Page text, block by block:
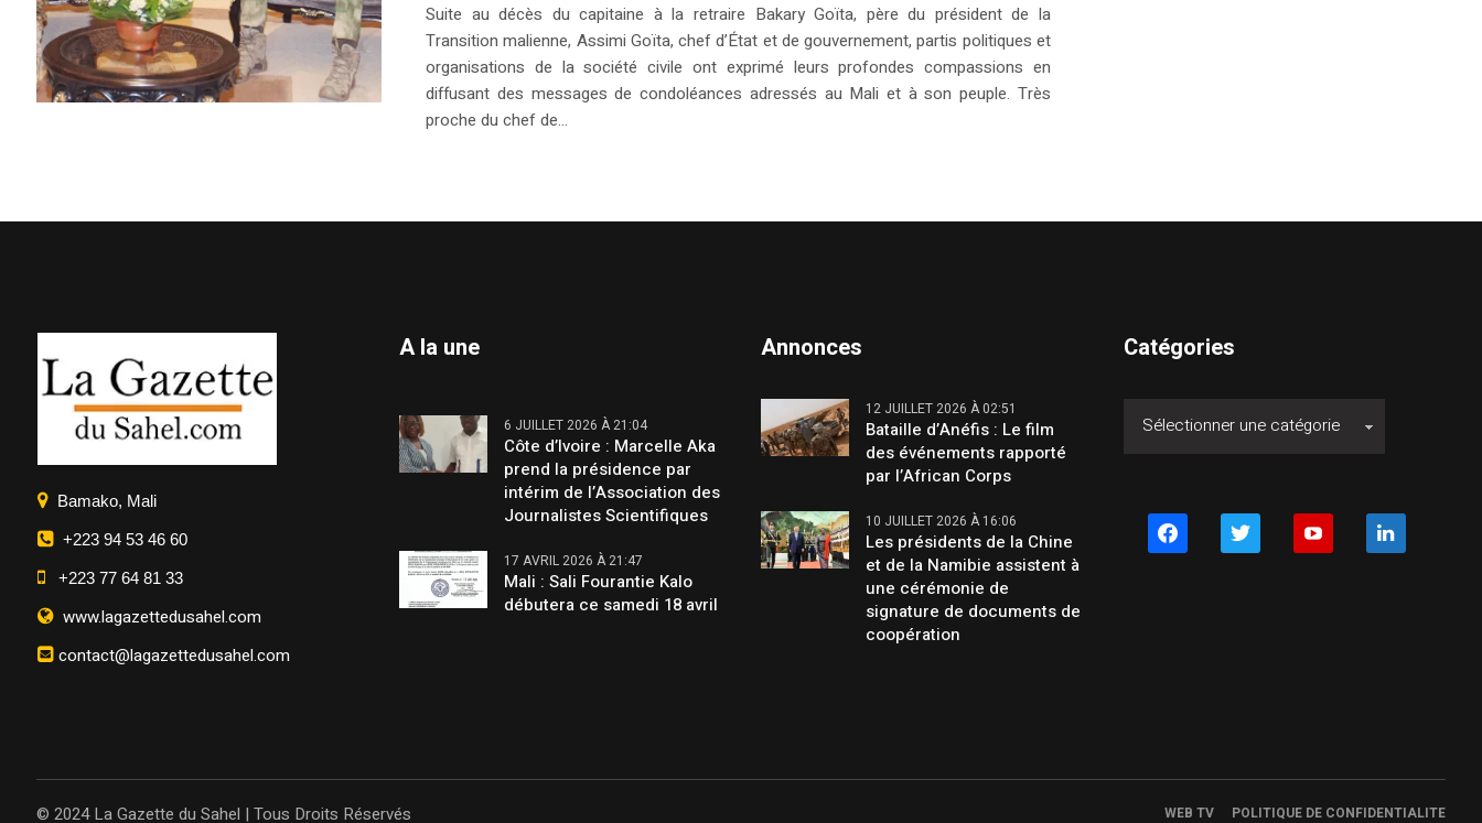
Suite au décès du capitaine à la retraire Bakary Goïta, père du président de la
Transition malienne, Assimi Goïta, chef d’État et de gouvernement, partis politiques et
organisations de la société civile ont exprimé leurs profondes compassions en
diffusant des messages de condoléances adressés au Mali et à son peuple. Très
proche du chef de...
Bamako, Mali
+223 94 53 46 60
+223 77 64 81 33
www.lagazettedusahel.com
contact@lagazettedusahel.com
A la une
6 JUILLET 2026 À 21:04
Côte d’Ivoire : Marcelle Aka
prend la présidence par
intérim de l’Association des
Journalistes Scientifiques
17 AVRIL 2026 À 21:47
Mali : Sali Fourantie Kalo
débutera ce samedi 18 avril
Annonces
12 JUILLET 2026 À 02:51
Bataille d’Anéfis : Le film
des événements rapporté
par l’African Corps
10 JUILLET 2026 À 16:06
Les présidents de la Chine
et de la Namibie assistent à
une cérémonie de
signature de documents de
coopération
Catégories
facebook twitter youtube linkedin
WEB TV POLITIQUE DE CONFIDENTIALITE
© 2024 La Gazette du Sahel | Tous Droits Réservés